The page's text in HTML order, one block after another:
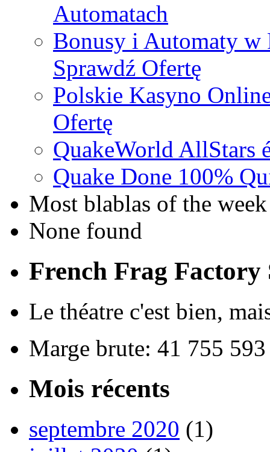
Automatach
Bonusy i Automaty w
Sprawdź Ofertę
Polskie Kasyno
Ofertę
QuakeWorld AllStars
Quake Done 100%
Most blablas of the week
None found
French Frag Factory
Le théatre c'est bien,
Marge brute: 41 755
Mois récents
septembre 2020 (1)